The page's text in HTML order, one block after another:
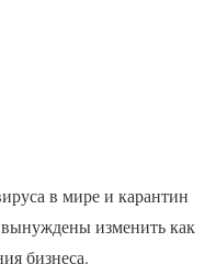
в мире и карантин
изменить как
бизнеса.